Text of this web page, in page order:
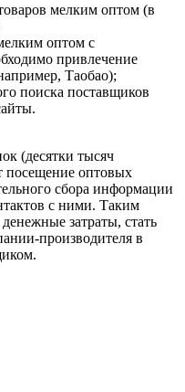
мелким оптом (в
оптом с
привлечение
Таобао);
поиска поставщиков
(десятки тысяч
посещение оптовых
сбора информации
с ними. Таким
затраты, стать
производителя в